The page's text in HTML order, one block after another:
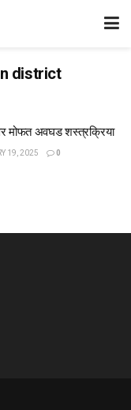
district
मोफत अवघड शस्त्रक्रिया
19, 2025 0